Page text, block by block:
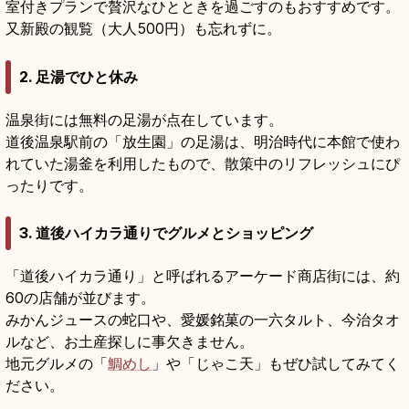
室付きプランで贅沢なひとときを過ごすのもおすすめです。
又新殿の観覧（大人500円）も忘れずに。
2. 足湯でひと休み
温泉街には無料の足湯が点在しています。
道後温泉駅前の「放生園」の足湯は、明治時代に本館で使わ
れていた湯釜を利用したもので、散策中のリフレッシュにぴ
ったりです。
3. 道後ハイカラ通りでグルメとショッピング
「道後ハイカラ通り」と呼ばれるアーケード商店街には、約
60の店舗が並びます。
みかんジュースの蛇口や、愛媛銘菓の一六タルト、今治タオ
ルなど、お土産探しに事欠きません。
地元グルメの「鯛めし 」や「じゃこ天」もぜひ試してみてく
ださい。